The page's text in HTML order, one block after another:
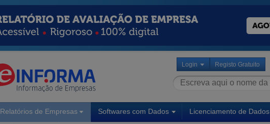
Login Registo Gratuito
Relatórios de Empresas Softwares com Dados Licenciamento de Dados